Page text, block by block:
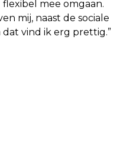
mee omgaan.
mij, naast de sociale
vind ik erg prettig.”